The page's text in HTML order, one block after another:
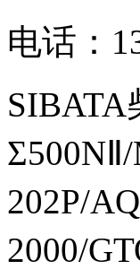
电话：
SIBATA
202P/
2000/